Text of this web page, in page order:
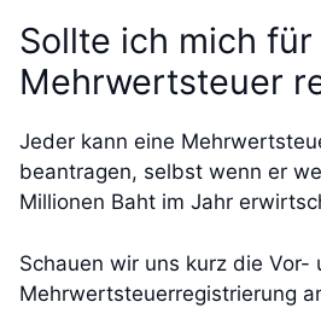
Sollte ich mich für
Mehrwertsteuer
Jeder kann eine
beantragen, selbst wenn er
Millionen Baht im Jahr
Schauen wir uns kurz die Vor-
Mehrwertsteuerregistrierung